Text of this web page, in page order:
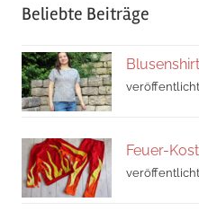
Beliebte Beiträge
veröffentlicht
Feuer-